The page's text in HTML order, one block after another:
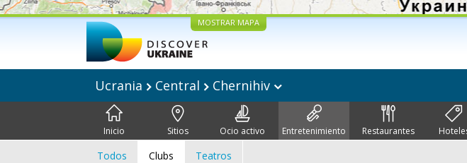
MOSTRAR MAPA
Ucrania Central Chernihiv
Inicio Sitios Ocio activo Entretenimiento Restaurantes
Todos Clubs Teatros